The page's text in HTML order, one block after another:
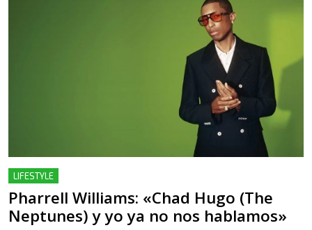
LIFESTYLE
Pharrell Williams: «Chad Hugo (The
Neptunes) y yo ya no nos hablamos»